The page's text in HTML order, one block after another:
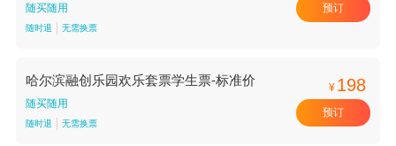
随买随用
随时退 无需换票
预订
哈尔滨融创乐园欢乐套票学生票-标准价
随买随用
随时退 无需换票
¥ 198
预订